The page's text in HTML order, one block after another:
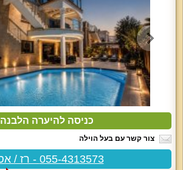
כניסה להיערה הלבנה
צור קשר עם בעל הוילה
055-4313573 - רז / אסף